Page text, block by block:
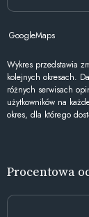
GoogleMaps
Wykres przedstawia
kolejnych okresach.
różnych serwisach
użytkowników na
okres, dla którego
Procentowa